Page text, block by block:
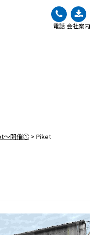
電話 会社案内
～開催① > Piket